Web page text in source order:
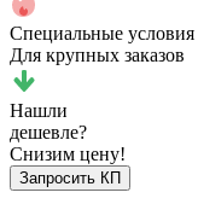
Специальные условия
Для крупных заказов
Нашли
дешевле?
Снизим цену!
Запросить КП